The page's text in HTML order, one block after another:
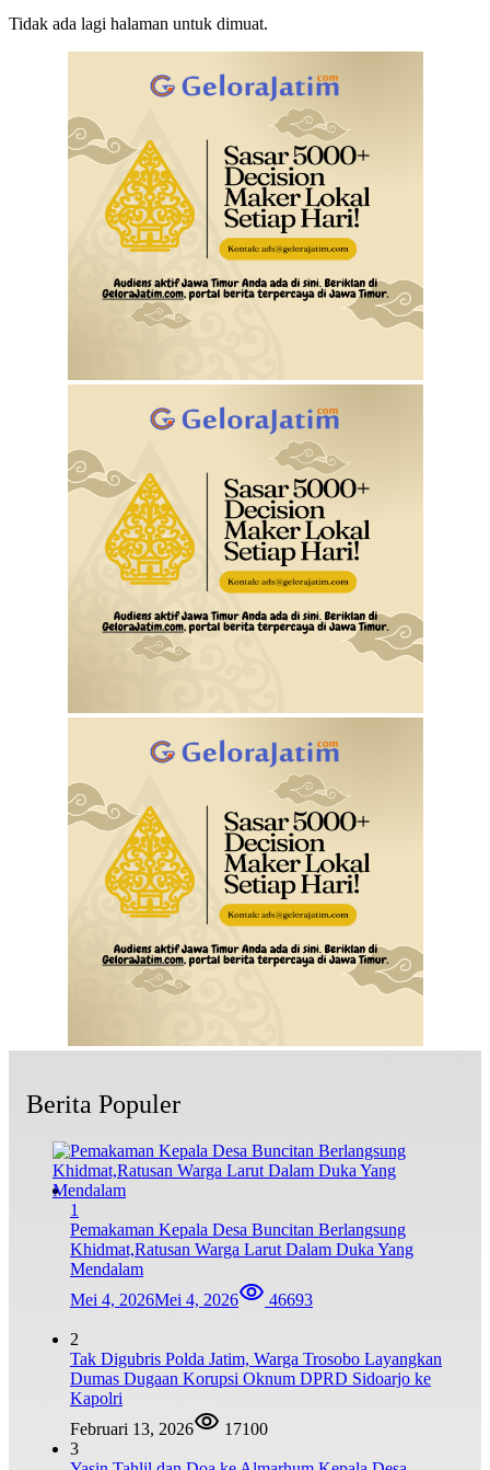
Tidak ada lagi halaman untuk dimuat.
Berita Populer
1
Pemakaman Kepala Desa Buncitan Berlangsung
Khidmat,Ratusan Warga Larut Dalam Duka Yang
Mendalam
Mei 4, 2026Mei 4, 2026 46693
2
Tak Digubris Polda Jatim, Warga Trosobo Layangkan
Dumas Dugaan Korupsi Oknum DPRD Sidoarjo ke
Kapolri
Februari 13, 2026
17100
3